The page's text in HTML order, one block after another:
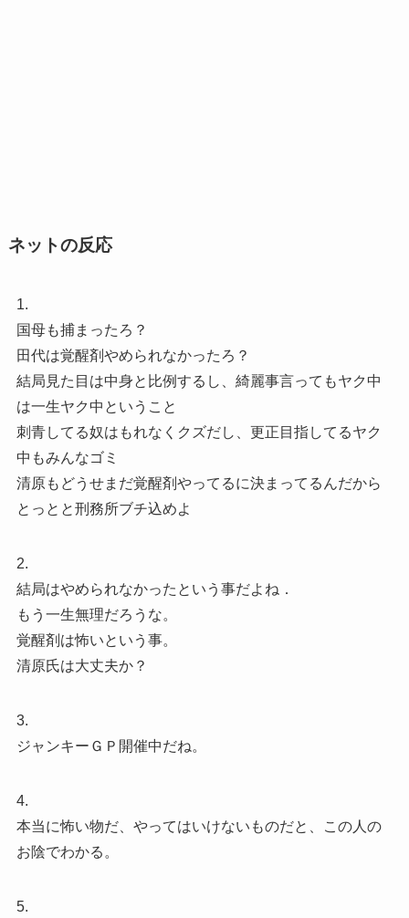
ネットの反応
1.
国母も捕まったろ？
田代は覚醒剤やめられなかったろ？
結局見た目は中身と比例するし、綺麗事言ってもヤク中
は一生ヤク中ということ
刺青してる奴はもれなくクズだし、更正目指してるヤク
中もみんなゴミ
清原もどうせまだ覚醒剤やってるに決まってるんだから
とっとと刑務所ブチ込めよ
2.
結局はやめられなかったという事だよね．
もう一生無理だろうな。
覚醒剤は怖いという事。
清原氏は大丈夫か？
3.
ジャンキーＧＰ開催中だね。
4.
本当に怖い物だ、やってはいけないものだと、この人の
お陰でわかる。
5.